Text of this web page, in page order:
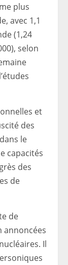
plus
avec 1,1
(1,24
selon
et
des
le
capacités
des
de
de
annoncées
Il